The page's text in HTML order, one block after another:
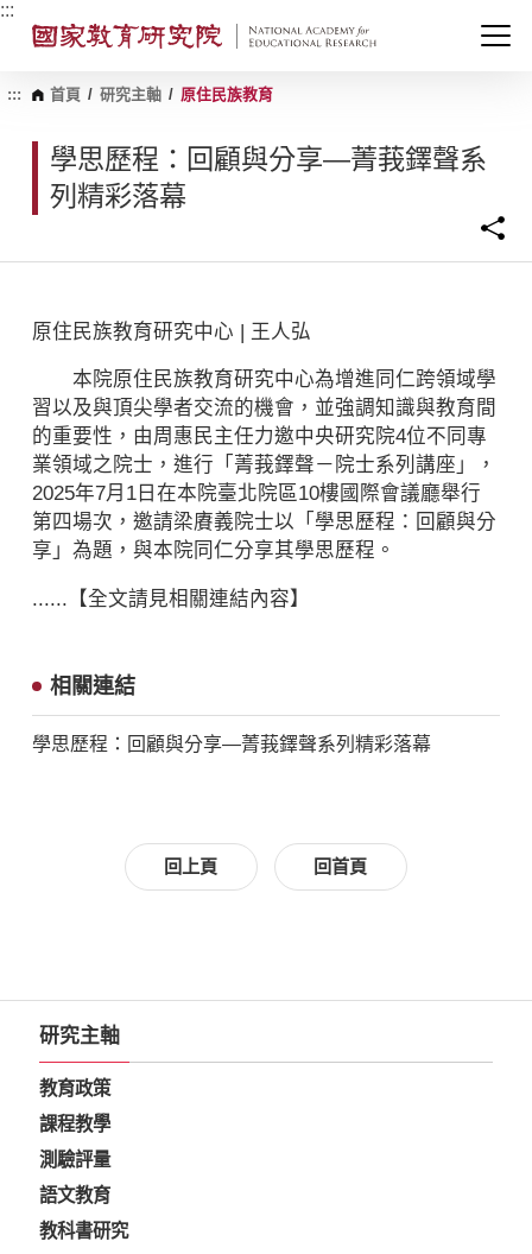
跳
內
:::
::: 首頁 / 研究主軸 / 原住民族教育
學思歷程：回顧與分享—菁莪鐸聲系
列精彩落幕
原住民族教育研究中心 | 王人弘
本院原住民族教育研究中心為增進同仁跨領域學
習以及與頂尖學者交流的機會，並強調知識與教育間
的重要性，由周惠民主任力邀中央研究院4位不同專
業領域之院士，進行「菁莪鐸聲－院士系列講座」，
2025年7月1日在本院臺北院區10樓國際會議廳舉行
第四場次，邀請梁賡義院士以「學思歷程：回顧與分
享」為題，與本院同仁分享其學思歷程。
......【全文請見相關連結內容】
相關連結
學思歷程：回顧與分享—菁莪鐸聲系列精彩落幕
回上頁 回首頁
研究主軸
教育政策
課程教學
測驗評量
語文教育
教科書研究